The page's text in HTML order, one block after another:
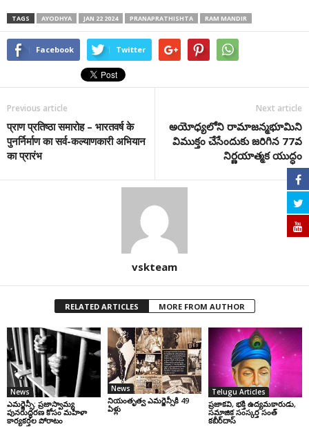
TAGS AYODHYA JAN 22 2024 PRANAPRATHISHTA RAM MANDIR
Facebook Twitter
Previous article
प्राण प्रतिष्ठा समारोह – भारतवर्ष के
पुनर्निर्माण का सर्व-कल्याणकारी अभियान
का प्रारंभ
Next article
అయోధ్యలోని రామాజన్మభూమిని
విముక్తం చేసేందుకు జరిగిన 77వ
నిర్ణయాత్మక యుద్ధం
vskteam
RELATED ARTICLES MORE FROM AUTHOR
News
ఎమర్జెన్సీ: ప్రజాస్వామ్య
పునరుద్ధరణ కోసం మహిళా
కార్యకర్తల పోరాటం
News
నియంతృత్వ ఎమర్జెన్సీకి 49
ఏళ్లు
Telugu Articles
ప్రజాకవి, భక్తి ఉద్యమకారుడు,
సమాజిక సంస్కర్త సంత్‌
కబీర్‌దాస్‌